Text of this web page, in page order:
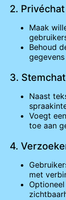
2. Privéchat
Maak
Behoud
3.
Naast
Voegt
toe aan
4.
met